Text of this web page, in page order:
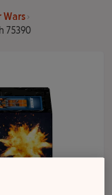
Wars
75390